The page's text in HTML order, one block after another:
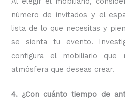
número de invitados y el
lista de lo que necesitas y
se sienta tu evento.
configura el mobiliario
atmósfera que deseas crear.
4. ¿Con cuánto tiempo de